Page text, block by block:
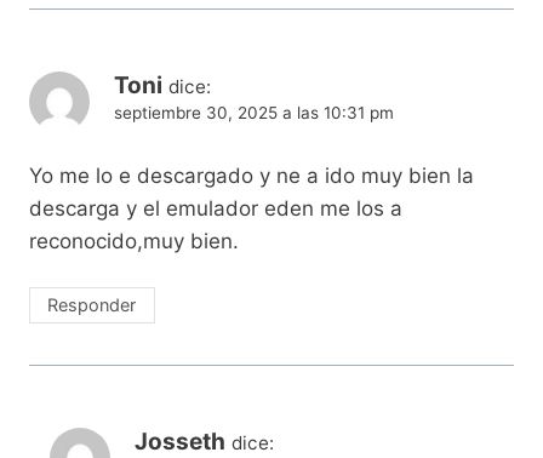
Toni dice:
septiembre 30, 2025 a las 10:31 pm
Yo me lo e descargado y ne a ido muy bien la
descarga y el emulador eden me los a
reconocido,muy bien.
Responder
Josseth dice: